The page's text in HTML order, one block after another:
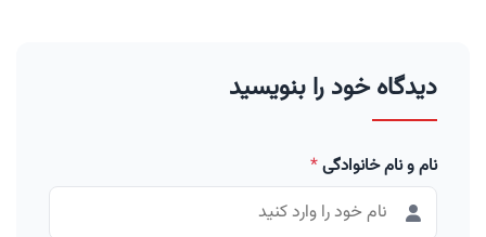
دیدگاه خود را بنویسید
نام و نام خانوادگی*